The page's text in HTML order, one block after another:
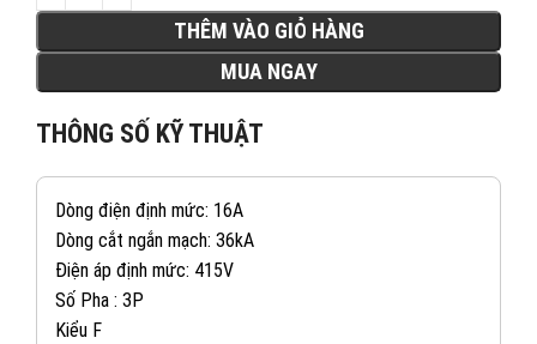
THÊM VÀO GIỎ HÀNG
MUA NGAY
THÔNG SỐ KỸ THUẬT
Dòng điện định mức: 16A
Dòng cắt ngắn mạch: 36kA
Điện áp định mức: 415V
Số Pha : 3P
Kiểu F